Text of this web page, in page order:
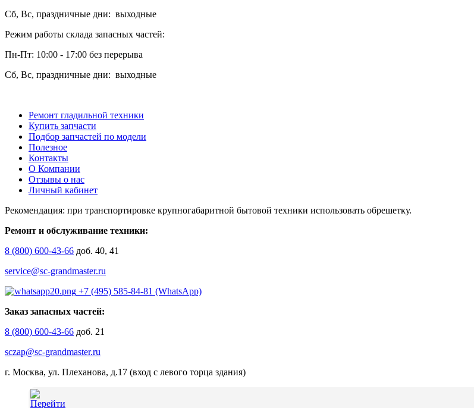
Сб, Вс, праздничные дни: выходные
Режим работы склада запасных частей:
Пн-Пт: 10:00 - 17:00 без перерыва
Сб, Вс, праздничные дни: выходные
Ремонт гладильной техники
Купить запчасти
Подбор запчастей по модели
Полезное
Контакты
О Компании
Отзывы о нас
Личный кабинет
Рекомендация: при транспортировке крупногабаритной бытовой техники использовать обрешетку.
Ремонт и обслуживание техники:
8 (800) 600-43-66 доб. 40, 41
service@sc-grandmaster.ru
+7 (495) 585-84-81 (WhatsApp)
Заказ запасных частей:
8 (800) 600-43-66 доб. 21
sczap@sc-grandmaster.ru
г. Москва, ул. Плеханова, д.17 (вход с левого торца здания)